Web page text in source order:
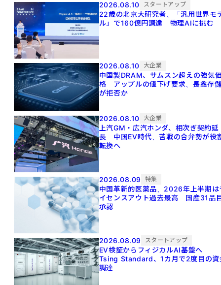
2026.08.10 スタートアップ
22歳の北京大研究者、「汎用世界モ
ル」で160億円調達 物理AIに挑む
2026.08.10 大企業
中国製DRAM、サムスン超えの強気
格 アップルの値下げ要求、長鑫存
が拒否か
2026.08.10 大企業
上汽GM・広汽ホンダ、相次ぎ契約延
長 中国EV時代、苦戦の合弁勢が役
転換へ
2026.08.09 特集
中国革新的医薬品、2026年上半期は
イセンスアウト過去最高 国産31品
承認
2026.08.09 スタートアップ
EV検証からフィジカルAI基盤へ
Tsing Standard、1カ月で2度目の資
調達